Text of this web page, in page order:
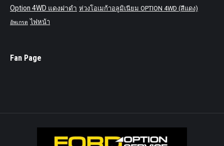
Option 4WD แดงฝาดำ ห่วงโอเมก้าอลูมิเนียม OPTION 4WD (สีแดง)
อัพเกรด ไฟหน้า
Fan Page